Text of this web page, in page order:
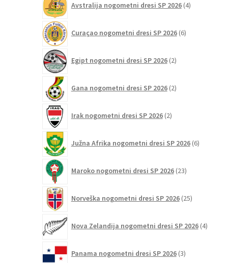
Avstralija nogometni dresi SP 2026 4izdelki
Curaçao nogometni dresi SP 2026 6izdelkov
Egipt nogometni dresi SP 2026 2izdelka
Gana nogometni dresi SP 2026 2izdelka
Irak nogometni dresi SP 2026 2izdelka
Južna Afrika nogometni dresi SP 2026 6izdelkov
Maroko nogometni dresi SP 2026 23izdelkov
Norveška nogometni dresi SP 2026 25izdelkov
Nova Zelandija nogometni dresi SP 2026 4izdelki
Panama nogometni dresi SP 2026 3izdelki